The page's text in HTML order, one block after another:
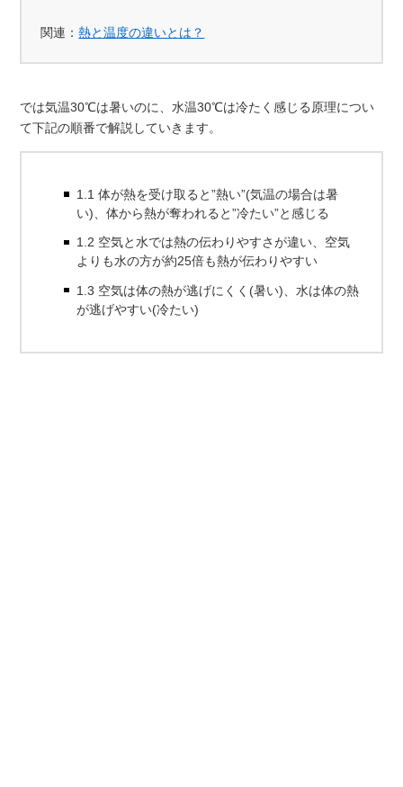
関連：熱と温度の違いとは？
では気温30℃は暑いのに、水温30℃は冷たく感じる原理につい
て下記の順番で解説していきます。
1.1 体が熱を受け取ると”熱い”(気温の場合は暑
い)、体から熱が奪われると”冷たい”と感じる
1.2 空気と水では熱の伝わりやすさが違い、空気
よりも水の方が約25倍も熱が伝わりやすい
1.3 空気は体の熱が逃げにくく(暑い)、水は体の熱
が逃げやすい(冷たい)